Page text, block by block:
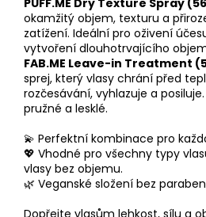
okamžitý objem, texturu a
zatížení. Ideální pro oživení
vytvoření dlouhotrvajícího
FAB.ME Leave-in Treatment
sprej, který vlasy chrání před
rozčesávání, vyhlazuje a
pružné a lesklé.
💫 Perfektní kombinace pro
💖 Vhodné pro všechny typy
vlasy bez objemu.
🌿 Veganské složení bez
Dopřejte vlasům lehkost, sílu a